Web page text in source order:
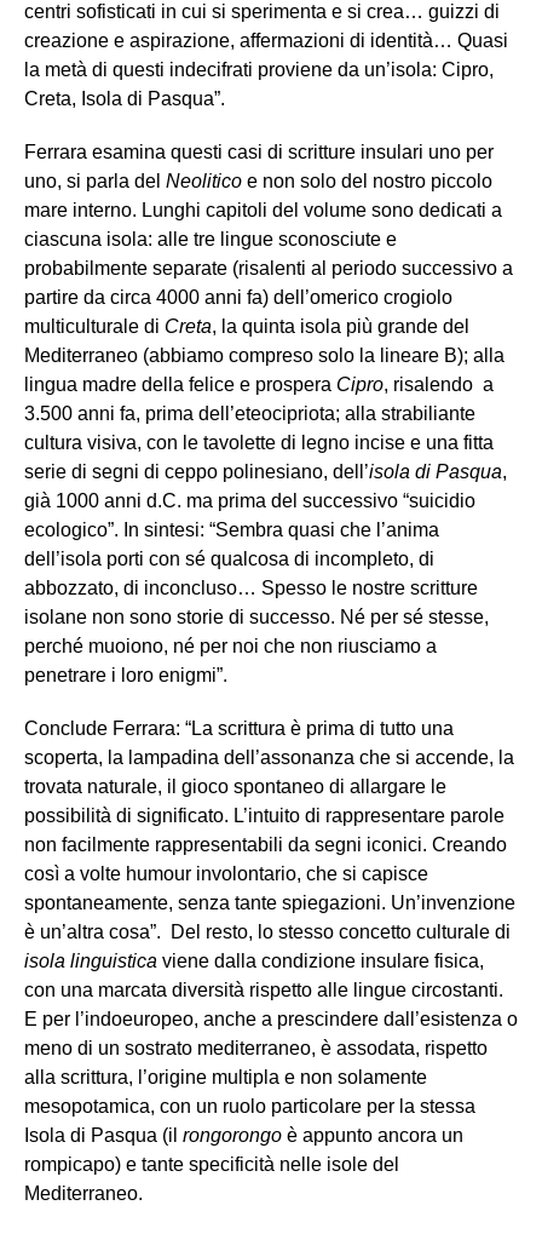
centri sofisticati in cui si sperimenta e si crea… guizzi di
creazione e aspirazione, affermazioni di identità… Quasi
la metà di questi indecifrati proviene da un’isola: Cipro,
Creta, Isola di Pasqua”.
Ferrara esamina questi casi di scritture insulari uno per
uno, si parla del Neolitico e non solo del nostro piccolo
mare interno. Lunghi capitoli del volume sono dedicati a
ciascuna isola: alle tre lingue sconosciute e
probabilmente separate (risalenti al periodo successivo a
partire da circa 4000 anni fa) dell’omerico crogiolo
multiculturale di Creta, la quinta isola più grande del
Mediterraneo (abbiamo compreso solo la lineare B); alla
lingua madre della felice e prospera Cipro, risalendo a
3.500 anni fa, prima dell’eteocipriota; alla strabiliante
cultura visiva, con le tavolette di legno incise e una fitta
serie di segni di ceppo polinesiano, dell’isola di Pasqua,
già 1000 anni d.C. ma prima del successivo “suicidio
ecologico”. In sintesi: “Sembra quasi che l’anima
dell’isola porti con sé qualcosa di incompleto, di
abbozzato, di inconcluso… Spesso le nostre scritture
isolane non sono storie di successo. Né per sé stesse,
perché muoiono, né per noi che non riusciamo a
penetrare i loro enigmi”.
Conclude Ferrara: “La scrittura è prima di tutto una
scoperta, la lampadina dell’assonanza che si accende, la
trovata naturale, il gioco spontaneo di allargare le
possibilità di significato. L’intuito di rappresentare parole
non facilmente rappresentabili da segni iconici. Creando
così a volte humour involontario, che si capisce
spontaneamente, senza tante spiegazioni. Un’invenzione
è un’altra cosa”. Del resto, lo stesso concetto culturale di
isola linguistica viene dalla condizione insulare fisica,
con una marcata diversità rispetto alle lingue circostanti.
E per l’indoeuropeo, anche a prescindere dall’esistenza o
meno di un sostrato mediterraneo, è assodata, rispetto
alla scrittura, l’origine multipla e non solamente
mesopotamica, con un ruolo particolare per la stessa
Isola di Pasqua (il rongorongo è appunto ancora un
rompicapo) e tante specificità nelle isole del
Mediterraneo.